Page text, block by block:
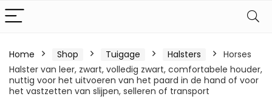
Home Shop Tuigage Halsters
Horses
Halster van leer, zwart, volledig zwart, comfortabele houder,
nuttig voor het uitvoeren van het paard in de hand of voor
het vastzetten van slijpen, selleren of transport